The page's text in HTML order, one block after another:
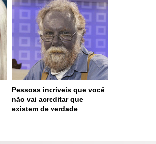
Pessoas incríveis que você
não vai acreditar que
existem de verdade